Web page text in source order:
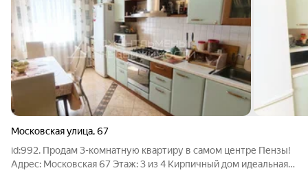
Московская улица,67
id:992. Продам 3-комнатную квартиру в самом центре Пензы!
Адрес: Московская 67 Этаж: 3 из 4 Кирпичный дом идеальная